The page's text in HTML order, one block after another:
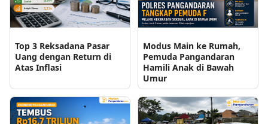
Top 3 Reksadana Pasar
Uang dengan Return di
Atas Inflasi
Modus Main ke Rumah,
Pemuda Pangandaran
Hamili Anak di Bawah
Umur